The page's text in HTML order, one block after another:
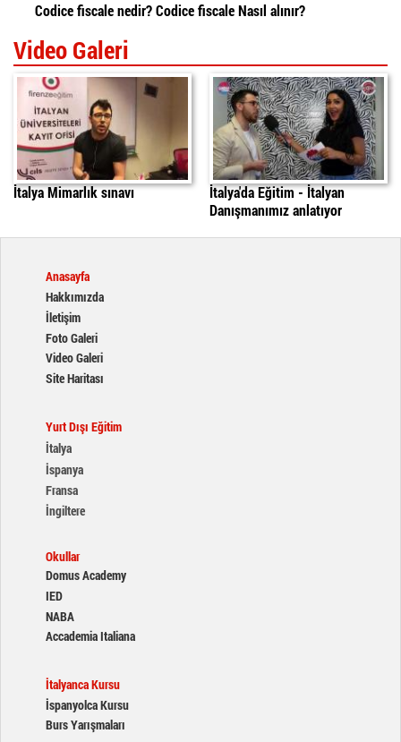
Codice fiscale nedir? Codice fiscale Nasıl alınır?
Video Galeri
İtalya'da Mimarlık Sınavı
İtalya Mimarlık sınavı
italyada egitim
daniele
İtalya'da Eğitim - İtalyan
Danışmanımız anlatıyor
Anasayfa
Hakkımızda
İletişim
Foto Galeri
Video Galeri
Site Haritası
Yurt Dışı Eğitim
İtalya
İspanya
Fransa
İngiltere
Okullar
Domus Academy
IED
NABA
Accademia Italiana
İtalyanca Kursu
İspanyolca Kursu
Burs Yarışmaları